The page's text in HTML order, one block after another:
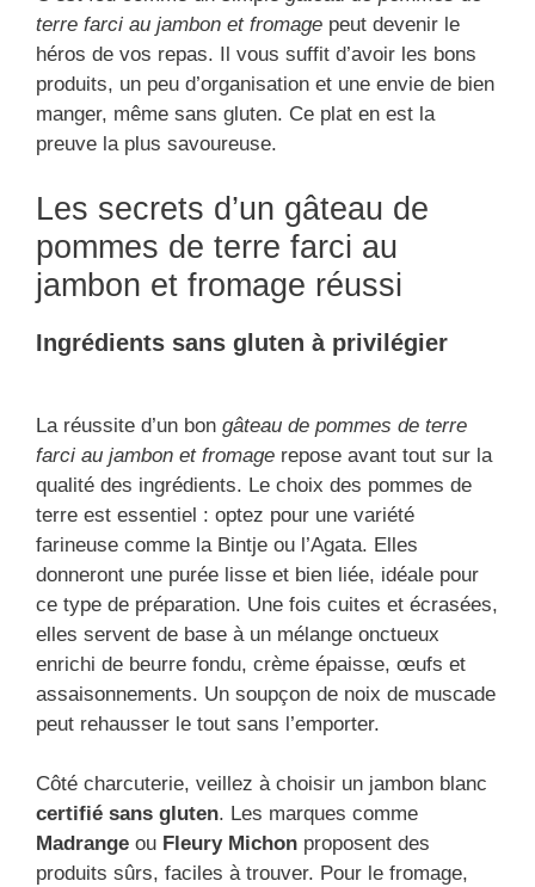
terre farci au jambon et fromage peut devenir le
héros de vos repas. Il vous suffit d’avoir les bons
produits, un peu d’organisation et une envie de bien
manger, même sans gluten. Ce plat en est la
preuve la plus savoureuse.
Les secrets d’un gâteau de
pommes de terre farci au
jambon et fromage réussi
Ingrédients sans gluten à privilégier
La réussite d’un bon gâteau de pommes de terre
farci au jambon et fromage repose avant tout sur la
qualité des ingrédients. Le choix des pommes de
terre est essentiel : optez pour une variété
farineuse comme la Bintje ou l’Agata. Elles
donneront une purée lisse et bien liée, idéale pour
ce type de préparation. Une fois cuites et écrasées,
elles servent de base à un mélange onctueux
enrichi de beurre fondu, crème épaisse, œufs et
assaisonnements. Un soupçon de noix de muscade
peut rehausser le tout sans l’emporter.
Côté charcuterie, veillez à choisir un jambon blanc
certifié sans gluten. Les marques comme
Madrange ou Fleury Michon proposent des
produits sûrs, faciles à trouver. Pour le fromage,